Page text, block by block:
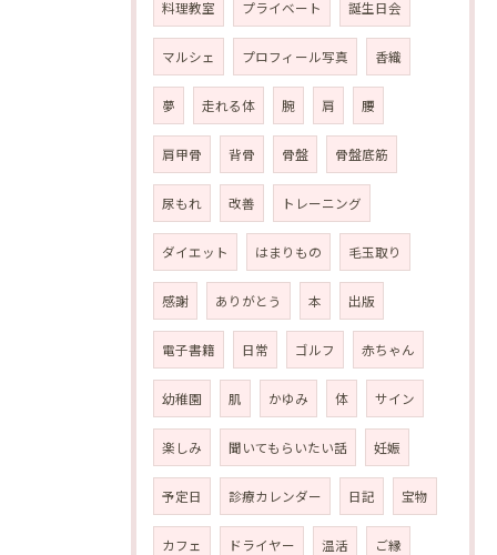
料理教室 プライベート 誕生日会
マルシェ プロフィール写真 香織
夢 走れる体 腕 肩 腰
肩甲骨 背骨 骨盤 骨盤底筋
尿もれ 改善 トレーニング
ダイエット はまりもの 毛玉取り
感謝 ありがとう 本 出版
電子書籍 日常 ゴルフ 赤ちゃん
幼稚園 肌 かゆみ 体 サイン
楽しみ 聞いてもらいたい話 妊娠
予定日 診療カレンダー 日記 宝物
カフェ ドライヤー 温活 ご縁